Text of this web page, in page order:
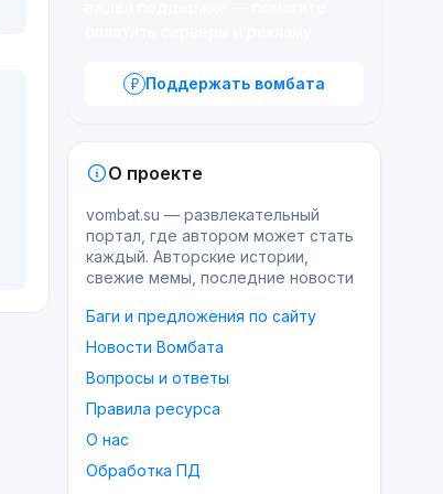
Поддержать вомбата
О проекте
vombat.su — развлекательный
портал, где автором может стать
каждый. Авторские истории,
свежие мемы, последние новости
Баги и предложения по сайту
Новости Вомбата
Вопросы и ответы
Правила ресурса
О нас
Обработка ПД